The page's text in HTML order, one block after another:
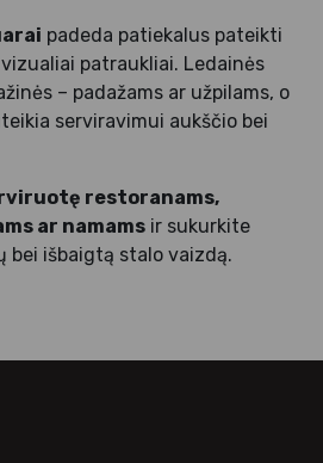
padeda patiekalus pateikti
patraukliai. Ledainės
– padažams ar užpilams, o
serviravimui aukščio bei
restoranams,
ar namams ir sukurkite
bei išbaigtą stalo vaizdą.